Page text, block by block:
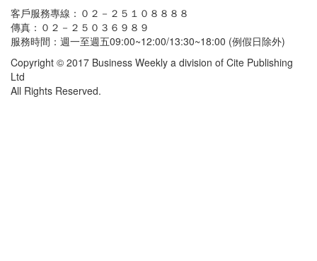
客戶服務專線：０２－２５１０８８８８
傳真：０２－２５０３６９８９
服務時間：週一至週五09:00~12:00/13:30~18:00 (例假日除外)
Copyright © 2017 Business Weekly a division of Cite Publishing
Ltd
All Rights Reserved.